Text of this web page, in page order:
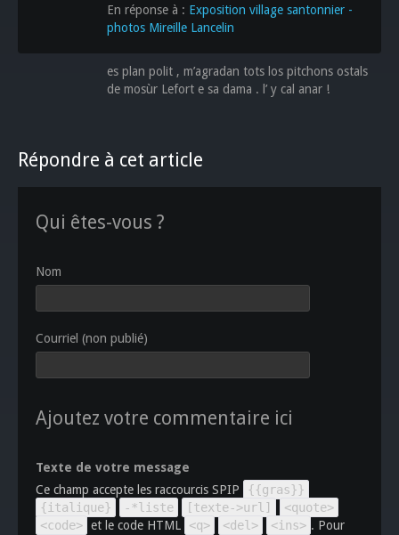
En réponse à : Exposition village santonnier -
photos Mireille Lancelin
es plan polit , m’agradan tots los pitchons ostals
de mosùr Lefort e sa dama . l’ y cal anar !
Répondre à cet article
Qui êtes-vous ?
Nom
Courriel (non publié)
Ajoutez votre commentaire ici
Texte de votre message
Ce champ accepte les raccourcis SPIP
{{gras}}
{italique}
-*liste [texte->url]
<quote>
<code> et le code HTML <q> <del> <ins> . Pour